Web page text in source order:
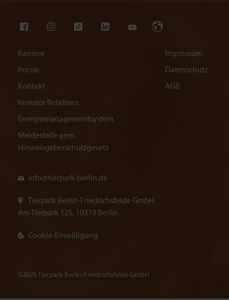
Karriere
Presse
Kontakt
Investor Relations
Energiemanagementsystem
Meldestelle gem.
Hinweisgeberschutzgesetz
Impressum
Datenschutz
AGB
info@tierpark-berlin.de
Tierpark Berlin-Friedrichsfelde GmbH
Am Tierpark 125, 10319 Berlin
Cookie-Einwilligung
©2026 Tierpark Berlin-Friedrichsfelde GmbH